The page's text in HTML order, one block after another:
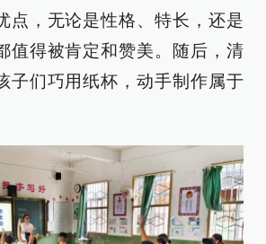
点，无论是性格、特长，还是
值得被肯定和赞美。随后，清
子们巧用纸杯，动手制作属于